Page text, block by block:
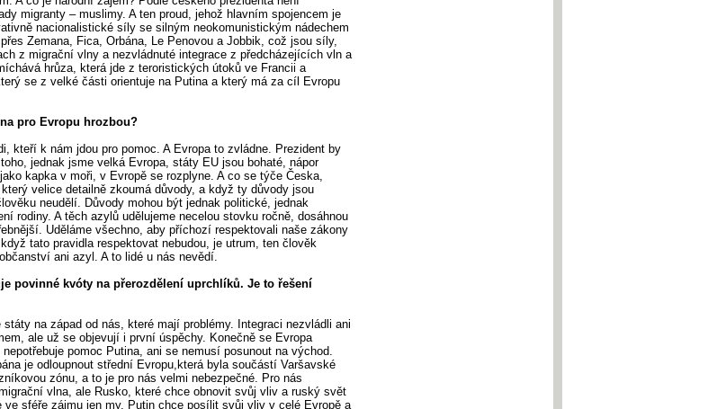
migranty – muslimy. A ten proud, jehož hlavním spojencem je
nacionalistické síly se silným neokomunistickým nádechem
Zemana, Fica, Orbána, Le Penovou a Jobbik, což jsou síly,
z migrační vlny a nezvládnuté integrace z předcházejících vln a
hrůza, která jde z teroristických útoků ve Francii a
se z velké části orientuje na Putina a který má za cíl Evropu
pro Evropu hrozbou?
kteří k nám jdou pro pomoc. A Evropa to zvládne. Prezident by
jednak jsme velká Evropa, státy EU jsou bohaté, nápor
kapka v moři, v Evropě se rozplyne. A co se týče Česka,
velice detailně zkoumá důvody, a když ty důvody jsou
neudělí. Důvody mohou být jednak politické, jednak
rodiny. A těch azylů udělujeme necelou stovku ročně, dosáhnou
Uděláme všechno, aby příchozí respektovali naše zákony
tato pravidla respektovat nebudou, je utrum, ten člověk
ani azyl. A to lidé u nás nevědí.
povinné kvóty na přerozdělení uprchlíků. Je to řešení
na západ od nás, které mají problémy. Integraci nezvládli ani
ale už se objevují i první úspěchy. Konečně se Evropa
pomoc Putina, ani se nemusí posunout na východ.
je odloupnout střední Evropu,která byla součástí Varšavské
zónu, a to je pro nás velmi nebezpečné. Pro nás
vlna, ale Rusko, které chce obnovit svůj vliv a ruský svět
ve sféře zájmu jen my, Putin chce posílit svůj vliv v celé Evropě a